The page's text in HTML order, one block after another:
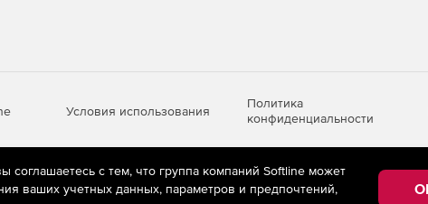
Условия использования
Политика
конфиденциальности
технологии
(информационные технологии предоставления
сети «Интернет», находящихся на территории
соглашаетесь с тем, что группа компаний Softline может
ваших учетных данных, параметров и предпочтений,